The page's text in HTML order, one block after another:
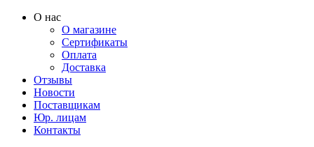
Перейти
содержимому
О нас
О магазине
Сертификаты
Оплата
Доставка
Отзывы
Новости
Поставщикам
Юр. лицам
Контакты